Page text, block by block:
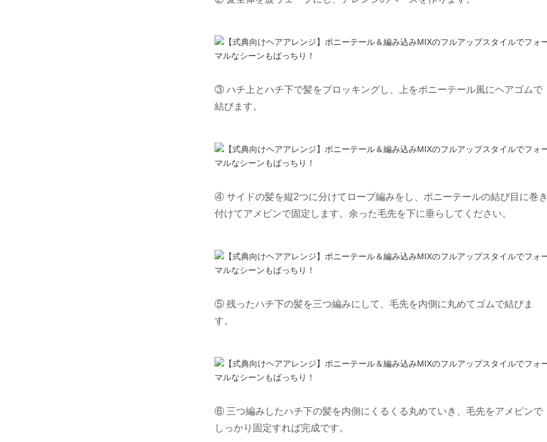
③ ハチ上とハチ下で髪をブロッキングし、上をポニーテール風にヘアゴムで
結びます。
④ サイドの髪を縦2つに分けてロープ編みをし、ポニーテールの結び目に巻き
付けてアメピンで固定します。余った毛先を下に垂らしてください。
⑤ 残ったハチ下の髪を三つ編みにして、毛先を内側に丸めてゴムで結びま
す。
⑥ 三つ編みしたハチ下の髪を内側にくるくる丸めていき、毛先をアメピンで
しっかり固定すれば完成です。